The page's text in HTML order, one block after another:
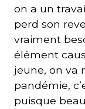
on a un
perd son
vraiment
élément
jeune, on va
pandémie,
puisque